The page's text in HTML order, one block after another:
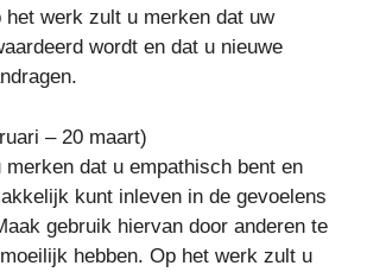
het werk zult u merken dat uw
wordt en dat u nieuwe
– 20 maart)
merken dat u empathisch bent en
kunt inleven in de gevoelens
gebruik hiervan door anderen te
hebben. Op het werk zult u